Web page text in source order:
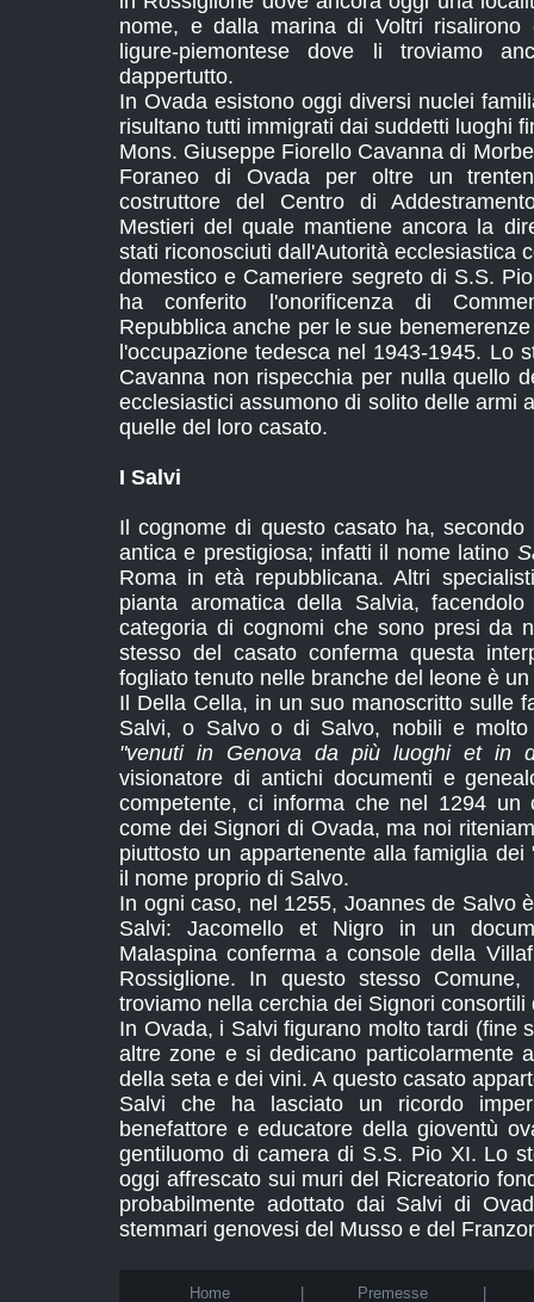
nome, e dalla marina di Voltri risalirono
ligure-piemontese dove li troviamo
dappertutto.
In Ovada esistono oggi diversi nuclei
risultano tutti immigrati dai suddetti luoghi
Mons. Giuseppe Fiorello Cavanna di
Foraneo di Ovada per oltre un
costruttore del Centro di
Mestieri del quale mantiene ancora la
stati riconosciuti dall'Autorità ecclesiastica
domestico e Cameriere segreto di S.S.
ha conferito l'onorificenza di
Repubblica anche per le sue
l'occupazione tedesca nel 1943-1945. Lo
Cavanna non rispecchia per nulla quello
ecclesiastici assumono di solito delle armi
quelle del loro casato.
I Salvi
Il cognome di questo casato ha, secondo
antica e prestigiosa; infatti il nome latino
Roma in età repubblicana. Altri
pianta aromatica della Salvia,
categoria di cognomi che sono presi da
stesso del casato conferma questa
fogliato tenuto nelle branche del leone è
Il Della Cella, in un suo manoscritto sulle
Salvi, o Salvo o di Salvo, nobili e molto
"venuti in Genova da più luoghi et in
visionatore di antichi documenti e
competente, ci informa che nel 1294 un
come dei Signori di Ovada, ma noi
piuttosto un appartenente alla famiglia
il nome proprio di Salvo.
In ogni caso, nel 1255, Joannes de Salvo
Salvi: Jacomello et Nigro in un
Malaspina conferma a console della
Rossiglione. In questo stesso
troviamo nella cerchia dei Signori
In Ovada, i Salvi figurano molto tardi (fine
altre zone e si dedicano particolarmente
della seta e dei vini. A questo casato
Salvi che ha lasciato un ricordo
benefattore e educatore della gioventù
gentiluomo di camera di S.S. Pio XI. Lo
oggi affrescato sui muri del Ricreatorio
probabilmente adottato dai Salvi di
stemmari genovesi del Musso e del
Home Premesse